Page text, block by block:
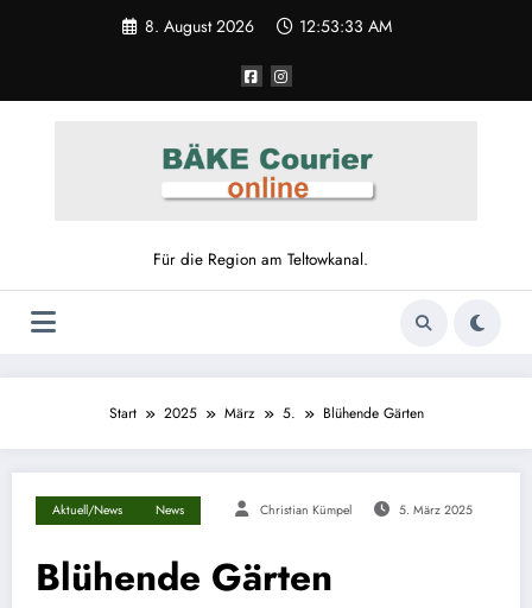
8. August 2026 12:53:34 AM
Für die Region am Teltowkanal.
Start 2025 März 5. Blühende Gärten
Aktuell/News News Christian Kümpel 5. März 2025
Blühende Gärten